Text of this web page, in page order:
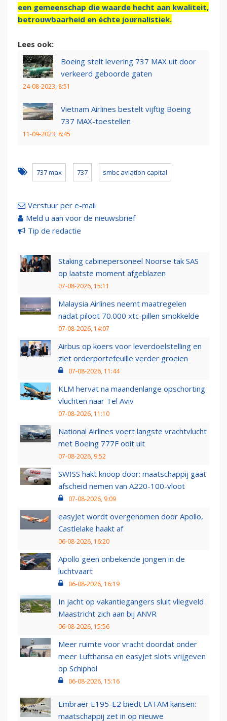
een gemeenschap die waarde hecht aan kwaliteit,
betrouwbaarheid en échte journalistiek.
Lees ook:
Boeing stelt levering 737 MAX uit door
verkeerd geboorde gaten
24-08-2023, 8:51
Vietnam Airlines bestelt vijftig Boeing
737 MAX-toestellen
11-09-2023, 8:45
737 max 737 smbc aviation capital
Verstuur per e-mail
Meld u aan voor de nieuwsbrief
Tip de redactie
Staking cabinepersoneel Noorse tak SAS
op laatste moment afgeblazen
07-08-2026, 15:11
Malaysia Airlines neemt maatregelen
nadat piloot 70.000 xtc-pillen smokkelde
07-08-2026, 14:07
Airbus op koers voor leverdoelstelling en
ziet orderportefeuille verder groeien
07-08-2026, 11:44
KLM hervat na maandenlange opschorting
vluchten naar Tel Aviv
07-08-2026, 11:10
National Airlines voert langste vrachtvlucht
met Boeing 777F ooit uit
07-08-2026, 9:52
SWISS hakt knoop door: maatschappij gaat
afscheid nemen van A220-100-vloot
07-08-2026, 9:09
easyJet wordt overgenomen door Apollo,
Castlelake haakt af
06-08-2026, 16:20
Apollo geen onbekende jongen in de
luchtvaart
06-08-2026, 16:19
In jacht op vakantiegangers sluit vliegveld
Maastricht zich aan bij ANVR
06-08-2026, 15:56
Meer ruimte voor vracht doordat onder
meer Lufthansa en easyJet slots vrijgeven
op Schiphol
06-08-2026, 15:16
Embraer E195-E2 biedt LATAM kansen:
maatschappij zet in op nieuwe